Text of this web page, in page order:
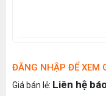
ĐĂNG NHẬP ĐỂ XEM
Giá bán lẻ: Liên hệ